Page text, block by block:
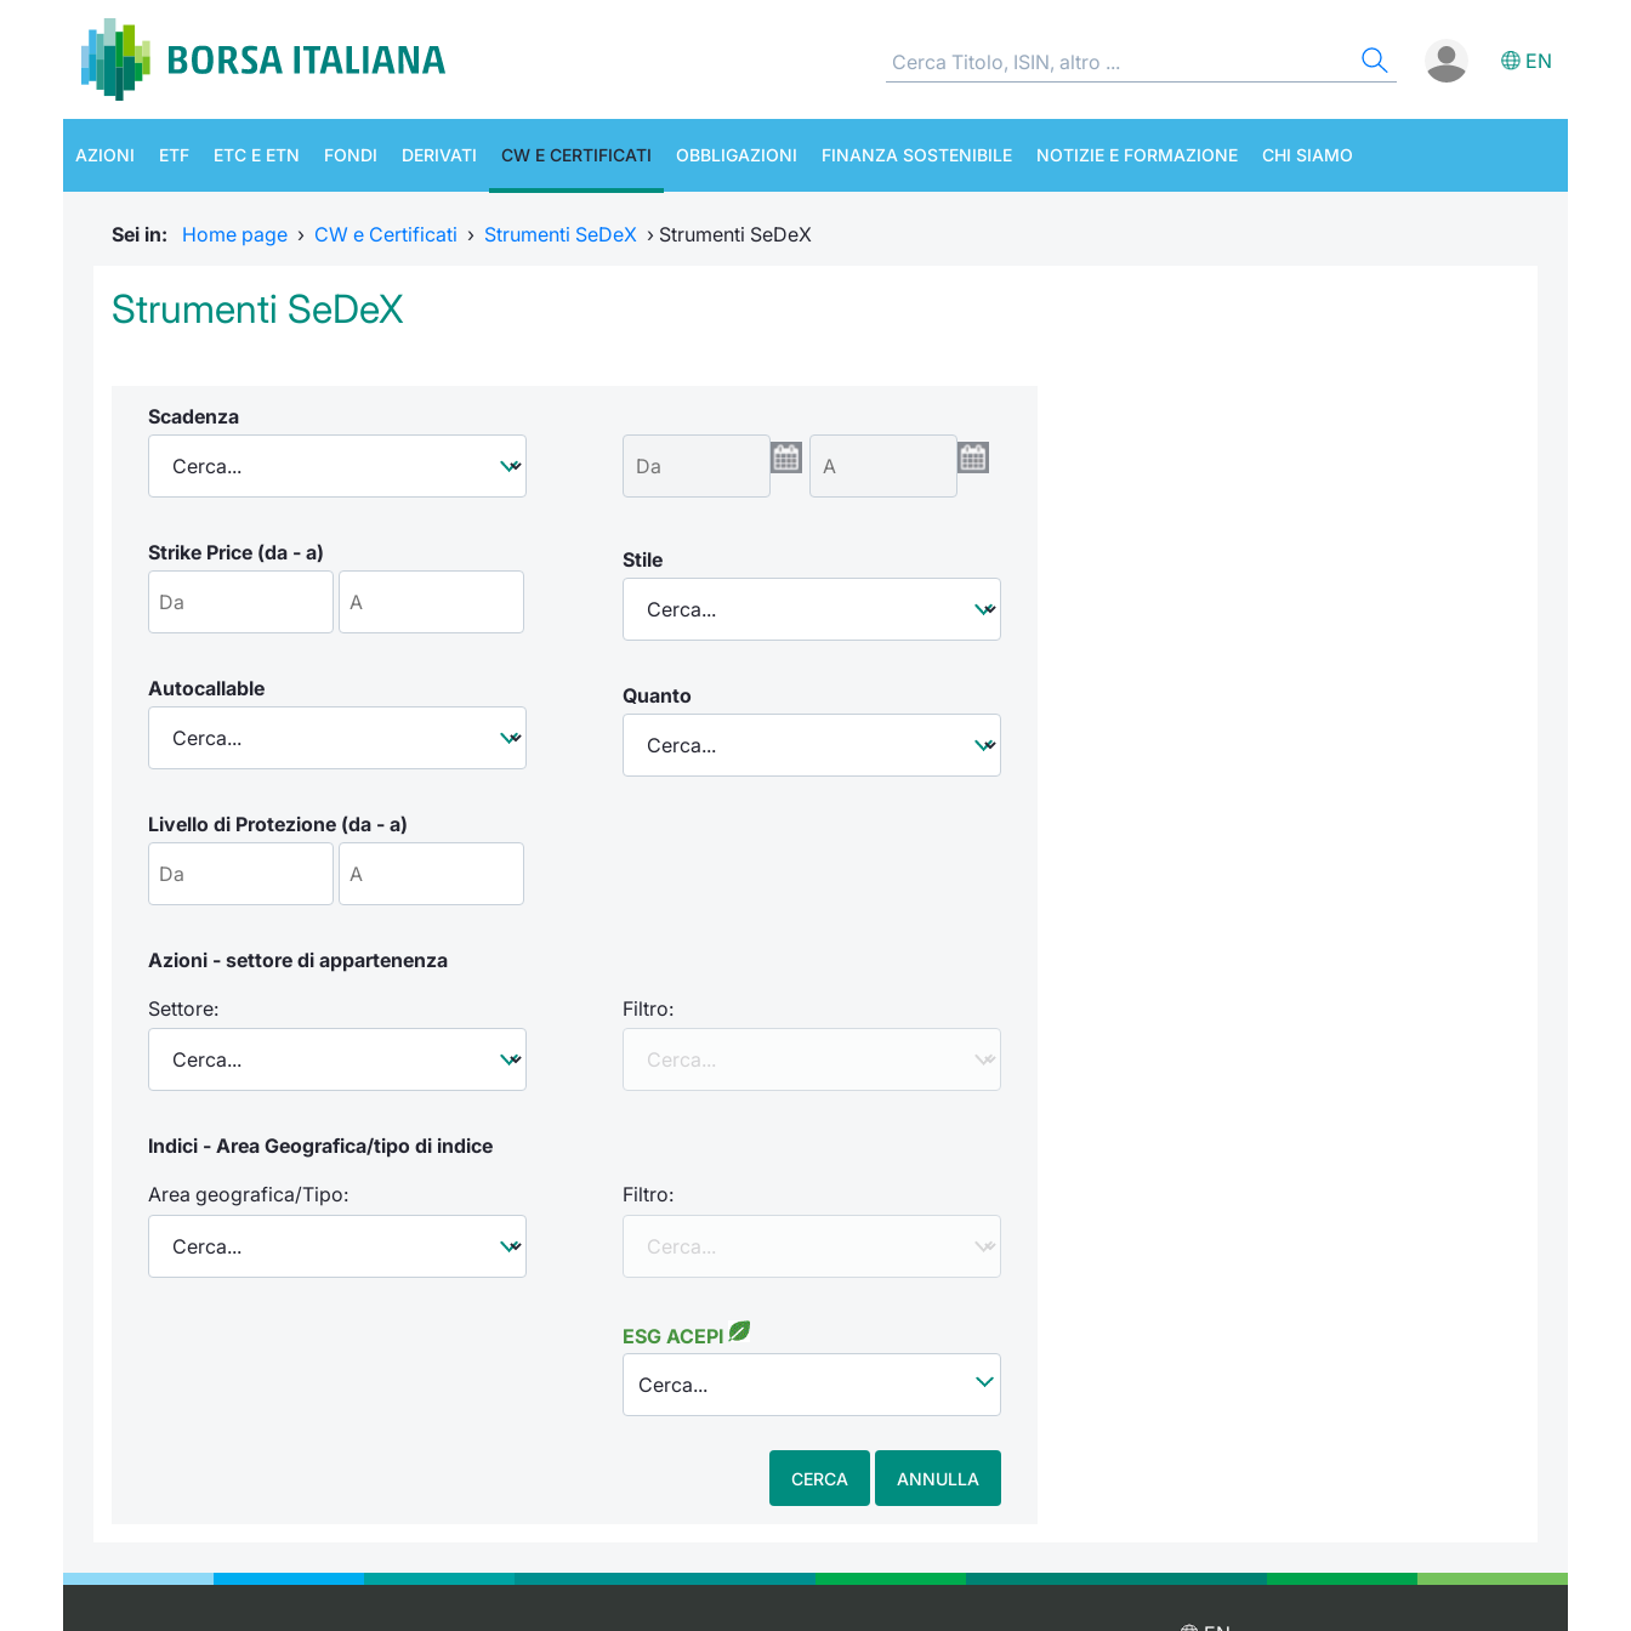
EN
AZIONI ETF ETC E ETN FONDI DERIVATI CW E CERTIFICATI OBBLIGAZIONI FINANZA SOSTENIBILE NOTIZIE E FORMAZIONE CHI SIAMO
Sei in: Home page › CW e Certificati › Strumenti SeDeX › Strumenti SeDeX
Strumenti SeDeX
Scadenza
Strike Price (da - a) Stile
Autocallable Quanto
Livello di Protezione (da - a)
Azioni - settore di appartenenza
Settore:
Filtro:
Indici - Area Geografica/tipo di indice
Area geografica/Tipo:
Filtro:
ESG ACEPI
Cerca...
CERCA ANNULLA